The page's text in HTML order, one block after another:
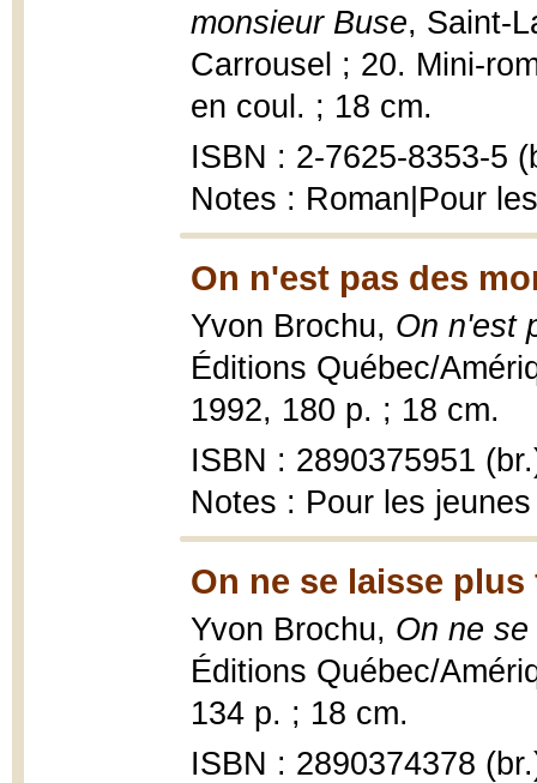
monsieur Buse, Saint-
Carrousel ; 20. Mini-
en coul. ; 18 cm.
ISBN : 2-7625-8353-5
Notes : Roman|Pour
On n'est pas des
Yvon Brochu, On n'est
Éditions Québec/
1992, 180 p. ; 18 cm.
ISBN : 2890375951
Notes : Pour les
On ne se laisse plus
Yvon Brochu, On ne
Éditions Québec/
134 p. ; 18 cm.
ISBN : 2890374378